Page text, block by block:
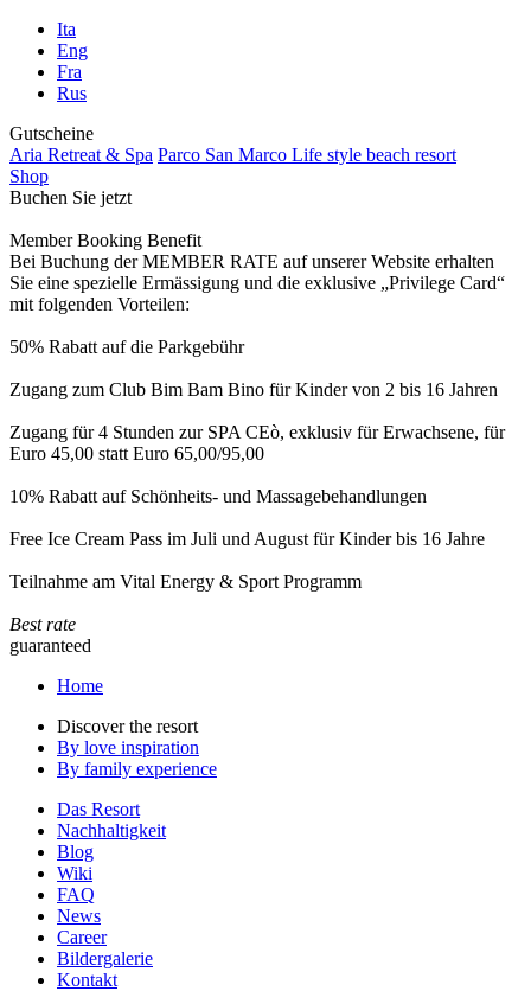
Ita
Eng
Fra
Rus
Gutscheine
Aria Retreat & Spa Parco San Marco Life style beach resort
Shop
Buchen Sie jetzt
Member Booking Benefit
Bei Buchung der MEMBER RATE auf unserer Website erhalten
Sie eine spezielle Ermässigung und die exklusive „Privilege Card“
mit folgenden Vorteilen:
50% Rabatt auf die Parkgebühr
Zugang zum Club Bim Bam Bino für Kinder von 2 bis 16 Jahren
Zugang für 4 Stunden zur SPA CEò, exklusiv für Erwachsene, für
Euro 45,00 statt Euro 65,00/95,00
10% Rabatt auf Schönheits- und Massagebehandlungen
Free Ice Cream Pass im Juli und August für Kinder bis 16 Jahre
Teilnahme am Vital Energy & Sport Programm
Best rate
guaranteed
Home
Discover the resort
By love inspiration
By family experience
Das Resort
Nachhaltigkeit
Blog
Wiki
FAQ
News
Career
Bildergalerie
Kontakt